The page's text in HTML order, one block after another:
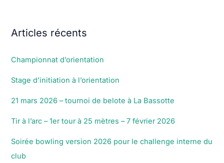
Articles récents
Championnat d’orientation
Stage d’initiation à l’orientation
21 mars 2026 – tournoi de belote à La Bassotte
Tir à l’arc – 1er tour à 25 mètres – 7 février 2026
Soirée bowling version 2026 pour le challenge interne du
club